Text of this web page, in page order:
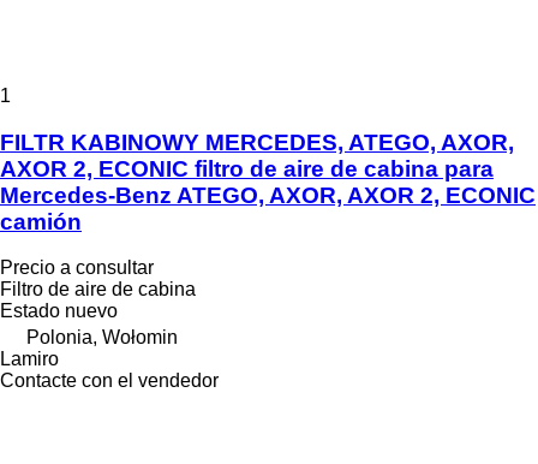
1
FILTR KABINOWY MERCEDES, ATEGO, AXOR,
AXOR 2, ECONIC filtro de aire de cabina para
Mercedes-Benz ATEGO, AXOR, AXOR 2, ECONIC
camión
Precio a consultar
Filtro de aire de cabina
Estado nuevo
Polonia, Wołomin
Lamiro
Contacte con el vendedor